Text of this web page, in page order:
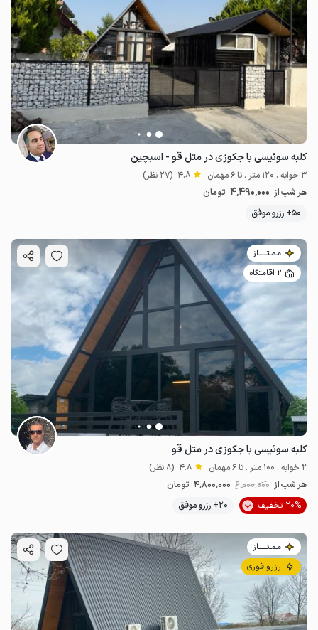
کلبه سوئیسی با جکوزی در متل قو - اسبچین
3 خوابه . 120 متر . تا 6 مهمان 4.8 (27 نظر)
هر شب از 4٬490٬000 تومان
50+ رزرو موفق
مـمـتــــــاز
2 اقامتگاه
کلبه سوئیسی با جکوزی در متل قو
2 خوابه . 100 متر . تا 6 مهمان 4.8 (8 نظر)
هر شب از 6٬000٬000 4٬800٬000 تومان
20% تخفیف
20+ رزرو موفق
مـمـتــــــاز
رزرو فوری